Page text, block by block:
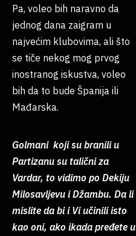
Pa, voleo bih naravno da
jednog dana zaigram u
najvećim klubovima, ali što
se tiče nekog mog prvog
inostranog iskustva, voleo
bih da to bude Španija ili
Mađarska.
Golmani koji su branili u
Partizanu su talični za
Vardar, to vidimo po Dekiju
Milosavljevu i Džambu. Da li
mislite da bi i Vi učinili isto
kao oni, ako ikada pređete u